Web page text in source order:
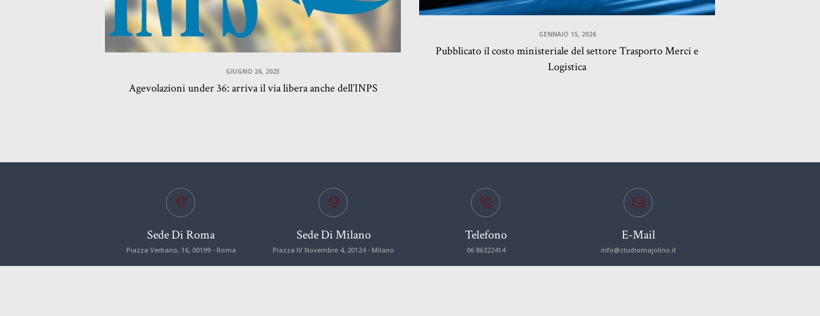
GIUGNO 26, 2023
Agevolazioni under 36: arriva il via libera anche dell’INPS
GENNAIO 15, 2026
Pubblicato il costo ministeriale del settore Trasporto Merci e
Logistica
Sede Di Roma
Piazza Verbano, 16, 00199 - Roma
Sede Di Milano
Piazza IV Novembre 4, 20124 - Milano
Telefono
06 86322414
E-Mail
info@studiomajolino.it